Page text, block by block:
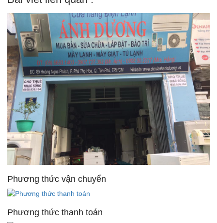
Phương thức vận chuyển
Phương thức thanh toán